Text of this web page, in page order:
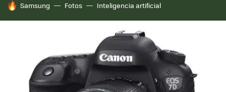
HOY SE HABLA DE
Samsung Fotos Inteligencia artificial